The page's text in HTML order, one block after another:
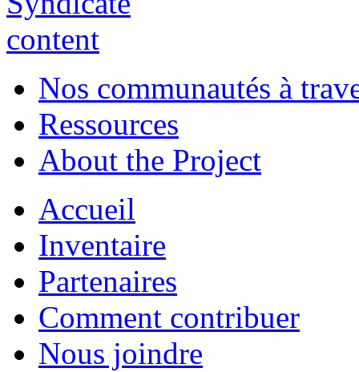
Nos communautés à
Ressources
About the Project
Accueil
Inventaire
Partenaires
Comment contribuer
Nous joindre